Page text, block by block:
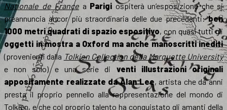
Nationale de France a Parigi ospiterà un’esposizione che si
preannuncia ancor più straordinaria delle due precedenti:ben
1000 metri quadrati di spazio espositivo, con quasi tutti gli
oggetti in mostra a Oxford ma anche manoscritti inediti
(provenienti dalla Tolkien Collection della Marquette University
e non solo) e una serie di venti illustrazioni originali
appositamente realizzate da Alan Lee, artista che da anni
presta il proprio pennello alla rappresentazione del mondo di
Tolkien, e che col proprio talento ha conquistato gli amanti della